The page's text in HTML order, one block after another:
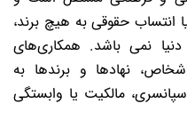
انتساب حقوقی به هیچ برند،
نمی باشد. همکاری‌های
نهادها و برندها به
مالکیت یا وابستگی